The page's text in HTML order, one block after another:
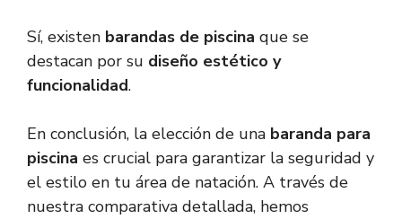
Sí, existen barandas de piscina que se
destacan por su diseño estético y
funcionalidad.
En conclusión, la elección de una baranda para
piscina es crucial para garantizar la seguridad y
el estilo en tu área de natación. A través de
nuestra comparativa detallada, hemos